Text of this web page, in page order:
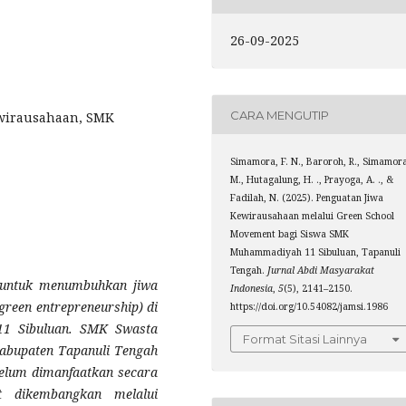
SMK
menumbuhkan jiwa
entrepreneurship) di
Sibuluan. SMK Swasta
Tapanuli Tengah
dimanfaatkan secara
melalui
26-09-2025
CARA MENGUTIP
Simamora, F. N., Baroroh, R.,
M., Hutagalung, H. ., Prayoga, A. ., &
Fadilah, N. (2025). Penguatan Jiwa
Kewirausahaan melalui Green School
Movement bagi Siswa SMK
Muhammadiyah 11 Sibuluan, Tapanuli
Tengah.Jurnal Abdi Masyarakat
Indonesia,5(5), 2141–2150.
https://doi.org/10.54082/jamsi.1986
Format Sitasi Lainnya